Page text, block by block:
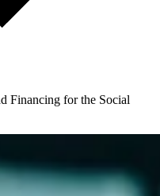
Financing for the Social